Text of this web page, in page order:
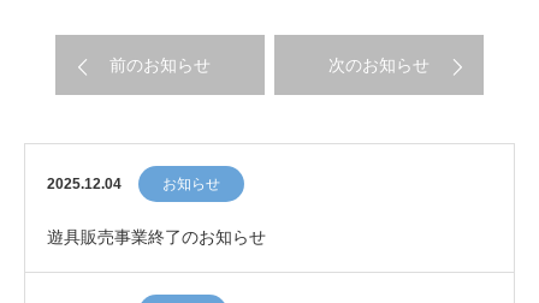
前のお知らせ 次のお知らせ
2025.12.04 お知らせ
遊具販売事業終了のお知らせ